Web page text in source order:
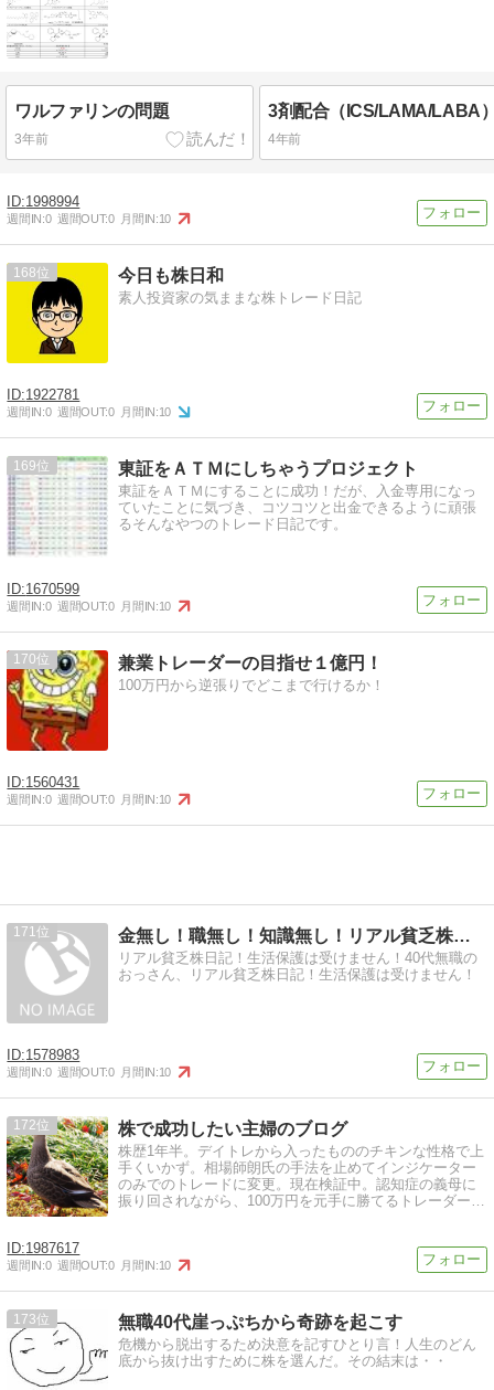
ワルファリンの問題
3年前 4年前
1998994
週間IN:0 週間OUT:0 月間IN:10
168 今日も株日和
素人投資家の気ままな株トレード日記
1922781
週間IN:0 週間OUT:0 月間IN:10
169 東証をＡＴＭにしちゃうプロジェクト
東証をＡＴＭにすることに成功！だが、入金専用になっ
ていたことに気づき、コツコツと出金できるように頑張
るそんなやつのトレード日記です。
1670599
週間IN:0 週間OUT:0 月間IN:10
170 兼業トレーダーの目指せ１億円！
100万円から逆張りでどこまで行けるか！
1560431
週間IN:0 週間OUT:0 月間IN:10
171 金無し！職無し！知識無し！リアル貧乏株日記！
リアル貧乏株日記！生活保護は受けません！40代無職の
おっさん、リアル貧乏株日記！生活保護は受けません！
1578983
週間IN:0 週間OUT:0 月間IN:10
172 株で成功したい主婦のブログ
株歴1年半。デイトレから入ったもののチキンな性格で上
手くいかず。相場師朗氏の手法を止めてインジケーター
のみでのトレードに変更。現在検証中。認知症の義母に
振り回されながら、100万円を元手に勝てるトレーダー目
1987617
週間IN:0 週間OUT:0 月間IN:10
173 無職40代崖っぷちから奇跡を起こす
危機から脱出するため決意を記すひとり言！人生のどん
底から抜け出すために株を選んだ。その結末は・・